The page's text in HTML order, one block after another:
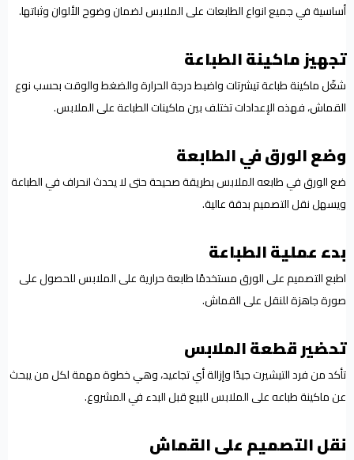
أساسية في جميع انواع الطابعات على الملابس لضمان وضوح الألوان وثباتها.
تجهيز ماكينة الطباعة
شغّل ماكينة طباعة تيشرتات واضبط درجة الحرارة والضغط والوقت بحسب نوع
القماش، فهذه الإعدادات تختلف بين ماكينات الطباعة على الملابس.
وضع الورق في الطابعة
ضع الورق في طابعه الملابس بطريقة صحيحة حتى لا يحدث انحراف في الطباعة
ويسهل نقل التصميم بدقة عالية.
بدء عملية الطباعة
اطبع التصميم على الورق مستخدمًا طابعة حرارية على الملابس للحصول على
صورة جاهزة للنقل على القماش.
تحضير قطعة الملابس
تأكد من فرد التيشيرت جيدًا وإزالة أي تجاعيد، وهي خطوة مهمة لكل من يبحث
عن ماكينة طباعه على الملابس للبيع قبل البدء في المشروع.
نقل التصميم على القماش